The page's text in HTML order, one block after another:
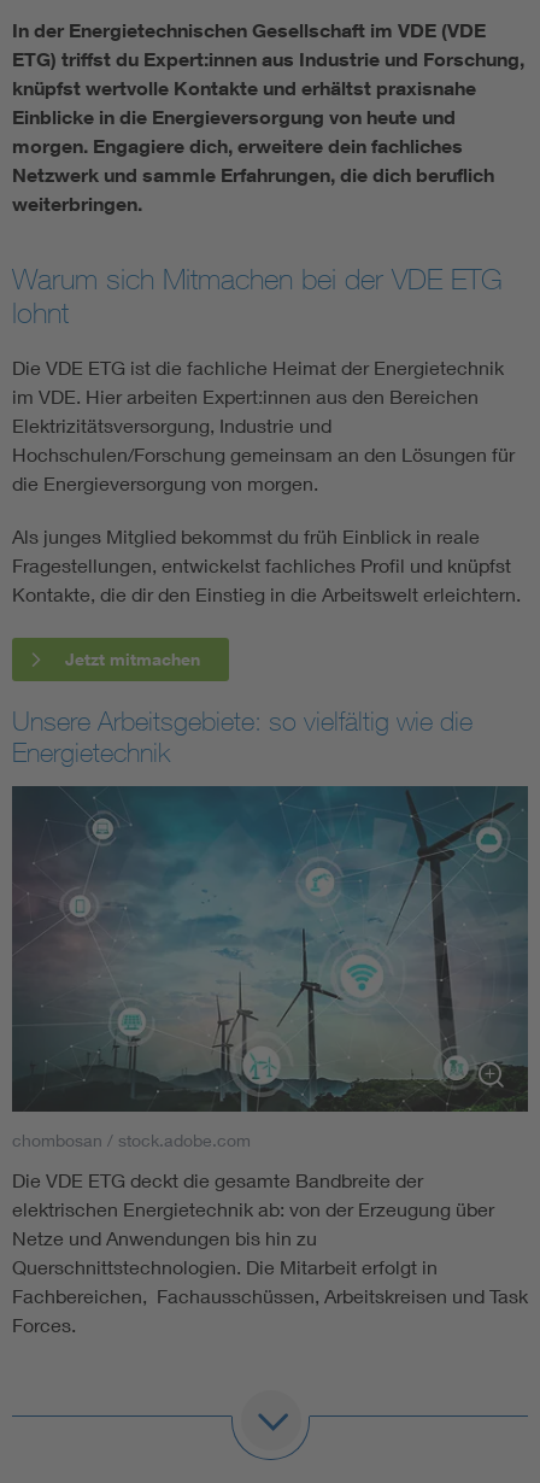
Energy storage
Renewable energies
Kompetenzzentrum Smart Grid
In der Energietechnischen Gesellschaft im VDE (VDE
ETG) triffst du Expert:innen aus Industrie und Forschung,
knüpfst wertvolle Kontakte und erhältst praxisnahe
Einblicke in die Energieversorgung von heute und
morgen. Engagiere dich, erweitere dein fachliches
Netzwerk und sammle Erfahrungen, die dich beruflich
weiterbringen.
Warum sich Mitmachen bei der VDE ETG
lohnt
Die VDE ETG ist die fachliche Heimat der Energietechnik
im VDE. Hier arbeiten Expert:innen aus den Bereichen
Elektrizitätsversorgung, Industrie und
Hochschulen/Forschung gemeinsam an den Lösungen für
die Energieversorgung von morgen.
Als junges Mitglied bekommst du früh Einblick in reale
Fragestellungen, entwickelst fachliches Profil und knüpfst
Kontakte, die dir den Einstieg in die Arbeitswelt erleichtern.
Jetzt mitmachen
Unsere Arbeitsgebiete: so vielfältig wie die
Energietechnik
chombosan / stock.adobe.com
Die VDE ETG deckt die gesamte Bandbreite der
elektrischen Energietechnik ab: von der Erzeugung über
Netze und Anwendungen bis hin zu
Querschnittstechnologien. Die Mitarbeit erfolgt in
Fachbereichen, Fachausschüssen, Arbeitskreisen und Task
Forces.
Überblick über die Fachbereiche: